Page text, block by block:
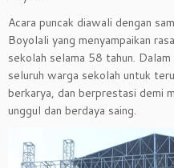
Acara puncak diawali dengan
Boyolali yang menyampaikan
sekolah selama 58 tahun.
seluruh warga sekolah untuk
berkarya, dan berprestasi demi
unggul dan berdaya saing.